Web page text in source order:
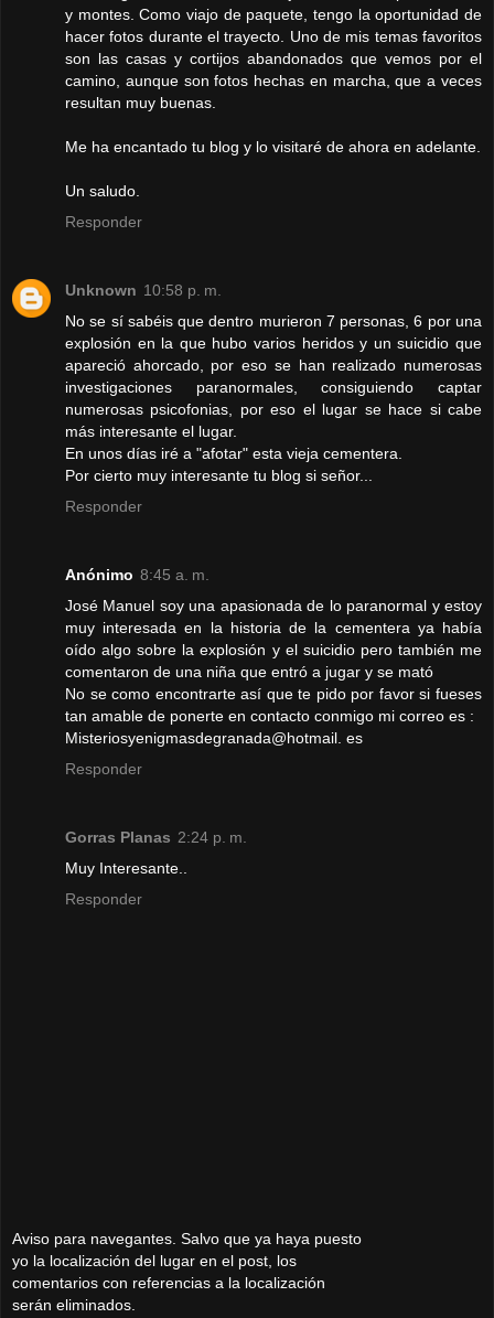
y montes. Como viajo de paquete, tengo la oportunidad de
hacer fotos durante el trayecto. Uno de mis temas favoritos
son las casas y cortijos abandonados que vemos por el
camino, aunque son fotos hechas en marcha, que a veces
resultan muy buenas.
Me ha encantado tu blog y lo visitaré de ahora en adelante.
Un saludo.
Responder
Unknown 10:58 p. m.
No se sí sabéis que dentro murieron 7 personas, 6 por una
explosión en la que hubo varios heridos y un suicidio que
apareció ahorcado, por eso se han realizado numerosas
investigaciones paranormales, consiguiendo captar
numerosas psicofonias, por eso el lugar se hace si cabe
más interesante el lugar.
En unos días iré a "afotar" esta vieja cementera.
Por cierto muy interesante tu blog si señor...
Responder
Anónimo 8:45 a. m.
José Manuel soy una apasionada de lo paranormal y estoy
muy interesada en la historia de la cementera ya había
oído algo sobre la explosión y el suicidio pero también me
comentaron de una niña que entró a jugar y se mató
No se como encontrarte así que te pido por favor si fueses
tan amable de ponerte en contacto conmigo mi correo es :
Misteriosyenigmasdegranada@hotmail. es
Responder
Gorras Planas 2:24 p. m.
Muy Interesante..
Responder
Aviso para navegantes. Salvo que ya haya puesto
yo la localización del lugar en el post, los
comentarios con referencias a la localización
serán eliminados.